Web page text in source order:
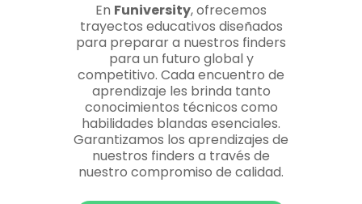
En Funiversity, ofrecemos
trayectos educativos diseñados
para preparar a nuestros finders
para un futuro global y
competitivo. Cada encuentro de
aprendizaje les brinda tanto
conocimientos técnicos como
habilidades blandas esenciales.
Garantizamos los aprendizajes de
nuestros finders a través de
nuestro compromiso de calidad.